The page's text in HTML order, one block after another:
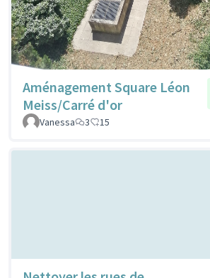
Aménagement Square Léon
Meiss/Carré d'or
Vanessa
3 15